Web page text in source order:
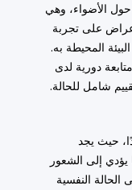
الأضواء، وهي
على تجربة
المحيطة به.
دورية لدى
شامل للحالة.
حيث يجد
إلى الشعور
الحالة النفسية